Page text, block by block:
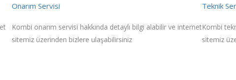
Onarım Servisi
Kombi onarım servisi hakkında detaylı bilgi alabilir ve internet
sitemiz üzerinden bizlere ulaşabilirsiniz
Teknik
Kombi
sitemiz